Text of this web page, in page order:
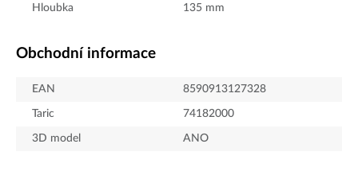
Hloubka 135 mm
Obchodní informace
EAN 8590913127328
Taric 74182000
3D model ANO